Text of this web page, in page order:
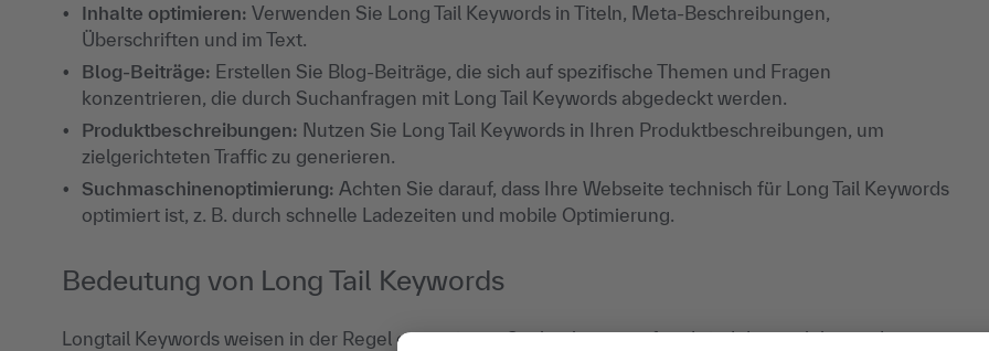
Inhalte optimieren: Verwenden Sie Long Tail Keywords in Titeln, Meta-Beschreibungen,
Überschriften und im Text.
Blog-Beiträge: Erstellen Sie Blog-Beiträge, die sich auf spezifische Themen und Fragen
konzentrieren, die durch Suchanfragen mit Long Tail Keywords abgedeckt werden.
Produktbeschreibungen: Nutzen Sie Long Tail Keywords in Ihren Produktbeschreibungen, um
zielgerichteten Traffic zu generieren.
Suchmaschinenoptimierung: Achten Sie darauf, dass Ihre Webseite technisch für Long Tail Keywords
optimiert ist, z. B. durch schnelle Ladezeiten und mobile Optimierung.
Bedeutung von Long Tail Keywords
Longtail Keywords weisen in der Regel ein geringes Suchvolumen auf und sind dennoch besonders